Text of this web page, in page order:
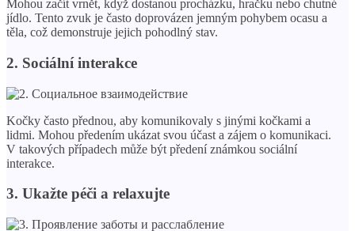
Mohou začít vrnět, když dostanou procházku, hračku nebo chutné
jídlo. Tento zvuk je často doprovázen jemným pohybem ocasu a
těla, což demonstruje jejich pohodlný stav.
2. Sociální interakce
Kočky často přednou, aby komunikovaly s jinými kočkami a
lidmi. Mohou předením ukázat svou účast a zájem o komunikaci.
V takových případech může být předení známkou sociální
interakce.
3. Ukažte péči a relaxujte